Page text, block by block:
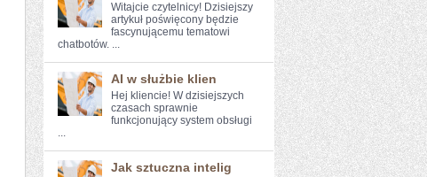
Witajcie czytelnicy! Dzisiejszy
artykuł poświęcony⁤ będzie
fascynującemu tematowi
chatbotów. ...
AI w służbie klien
Hej kliencie!⁤ W dzisiejszych
czasach sprawnie
funkcjonujący system obsługi
...
Jak sztuczna intelig